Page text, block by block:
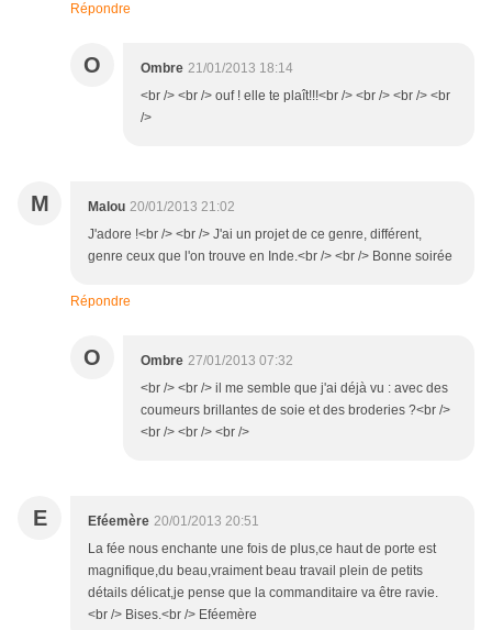
Répondre
O Ombre 21/01/2013 18:14
<br /> <br /> ouf ! elle te plaît!!!<br /> <br /> <br /> <br
/>
M Malou 20/01/2013 21:02
J'adore !<br /> <br /> J'ai un projet de ce genre, différent,
genre ceux que l'on trouve en Inde.<br /> <br /> Bonne soirée
Répondre
O Ombre 27/01/2013 07:32
<br /> <br /> il me semble que j'ai déjà vu : avec des
coumeurs brillantes de soie et des broderies ?<br />
<br /> <br /> <br />
E Eféemère 20/01/2013 20:51
La fée nous enchante une fois de plus,ce haut de porte est
magnifique,du beau,vraiment beau travail plein de petits
détails délicat,je pense que la commanditaire va être ravie.
<br /> Bises.<br /> Eféemère